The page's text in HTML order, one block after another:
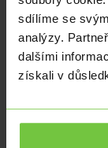
sdílíme se
analýzy.
dalšími
získali v
Analýzy|
Podnikatelské
V posledních
Tento trend…